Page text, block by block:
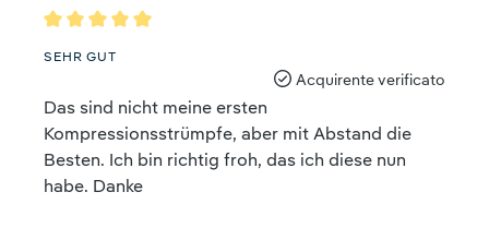
Recensione con valutazione di 5 su 5 stelle
SEHR GUT
Acquirente verificato
Das sind nicht meine ersten
Kompressionsstrümpfe, aber mit Abstand die
Besten. Ich bin richtig froh, das ich diese nun
habe. Danke